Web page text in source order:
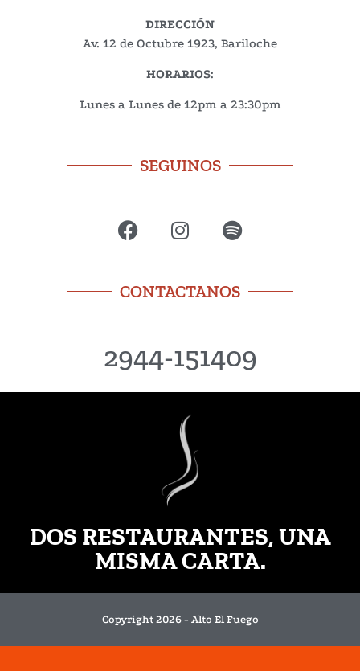
DIRECCIÓN
Av. 12 de Octubre 1923, Bariloche
HORARIOS:
Lunes a Lunes de 12pm a 23:30pm
SEGUINOS
CONTACTANOS
2944-151409
DOS RESTAURANTES, UNA
MISMA CARTA.
Copyright 2026 - Alto El Fuego